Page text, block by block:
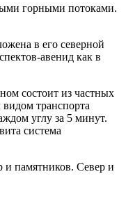
горными потоками.
в его северной
авенид как в
состоит из частных
транспорта
углу за 5 минут.
система
и памятников. Север и